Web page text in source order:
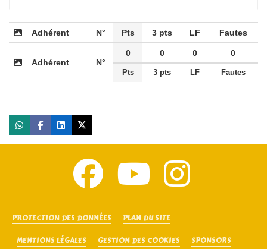
Adhérent N° Pts 3 pts LF Fautes
Adhérent N°
0 0 0 0
Pts 3 pts LF Fautes
PROTECTION DES DONNÉES PLAN DU SITE
MENTIONS LÉGALES GESTION DES COOKIES SPONSORS